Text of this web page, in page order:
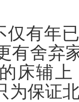
仅有年
有舍弃
床辅
为保证